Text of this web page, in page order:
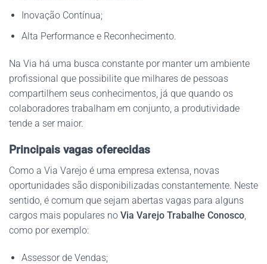
Inovação Contínua;
Alta Performance e Reconhecimento.
Na Via há uma busca constante por manter um ambiente
profissional que possibilite que milhares de pessoas
compartilhem seus conhecimentos, já que quando os
colaboradores trabalham em conjunto, a produtividade
tende a ser maior.
Principais vagas oferecidas
Como a Via Varejo é uma empresa extensa, novas
oportunidades são disponibilizadas constantemente. Neste
sentido, é comum que sejam abertas vagas para alguns
cargos mais populares no Via Varejo Trabalhe Conosco,
como por exemplo:
Assessor de Vendas;